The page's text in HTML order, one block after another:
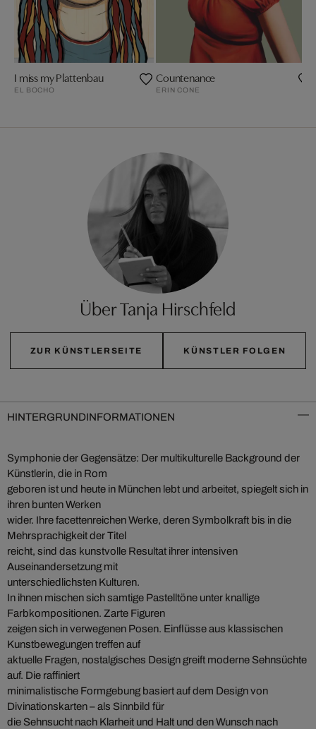
I miss my Plattenbau
EL BOCHO
Countenance
ERIN CONE
Über Tanja Hirschfeld
ZUR KÜNSTLERSEITE KÜNSTLER FOLGEN
HINTERGRUNDINFORMATIONEN
Symphonie der Gegensätze: Der multikulturelle Background der
Künstlerin, die in Rom
geboren ist und heute in München lebt und arbeitet, spiegelt sich in
ihren bunten Werken
wider. Ihre facettenreichen Werke, deren Symbolkraft bis in die
Mehrsprachigkeit der Titel
reicht, sind das kunstvolle Resultat ihrer intensiven
Auseinandersetzung mit
unterschiedlichsten Kulturen.
In ihnen mischen sich samtige Pastelltöne unter knallige
Farbkompositionen. Zarte Figuren
zeigen sich in verwegenen Posen. Einflüsse aus klassischen
Kunstbewegungen treffen auf
aktuelle Fragen, nostalgisches Design greift moderne Sehnsüchte
auf. Die raffiniert
minimalistische Formgebung basiert auf dem Design von
Divinationskarten – als Sinnbild für
die Sehnsucht nach Klarheit und Halt und den Wunsch nach